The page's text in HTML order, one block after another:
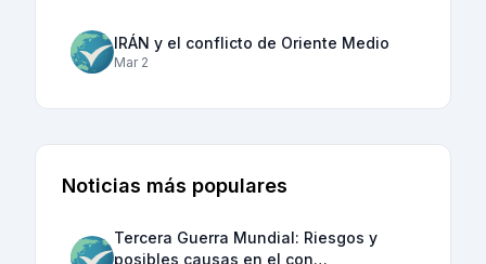
IRÁN y el conflicto de Oriente Medio
Mar 2
Noticias más populares
Tercera Guerra Mundial: Riesgos y
posibles causas en el con…